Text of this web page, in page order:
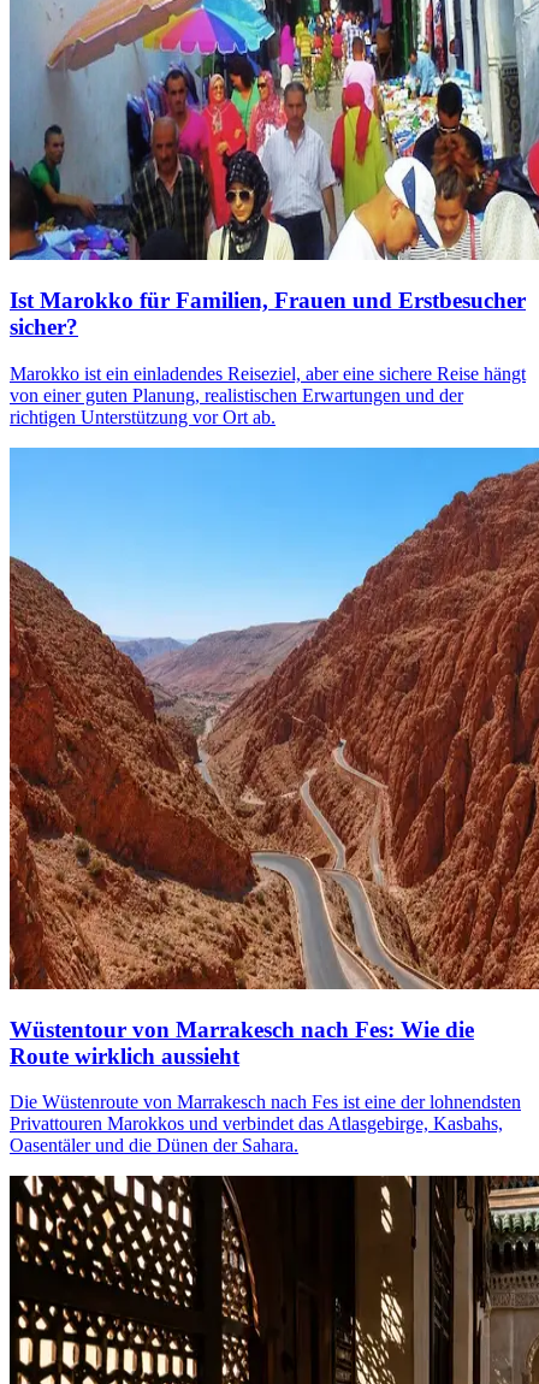
Ist Marokko für Familien, Frauen und Erstbesucher
sicher?
Marokko ist ein einladendes Reiseziel, aber eine sichere Reise hängt
von einer guten Planung, realistischen Erwartungen und der
richtigen Unterstützung vor Ort ab.
Wüstentour von Marrakesch nach Fes: Wie die
Route wirklich aussieht
Die Wüstenroute von Marrakesch nach Fes ist eine der lohnendsten
Privattouren Marokkos und verbindet das Atlasgebirge, Kasbahs,
Oasentäler und die Dünen der Sahara.